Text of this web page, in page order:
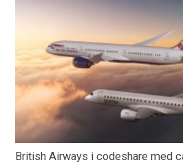
British Airways i codeshare med